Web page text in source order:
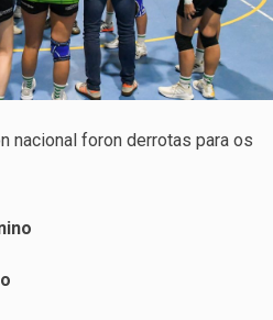
nacional foron derrotas para os